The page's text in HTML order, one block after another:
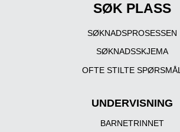
SØK PLASS
SØKNADSPROSESSEN
SØKNADSSKJEMA
OFTE STILTE SPØRSMÅL
UNDERVISNING
BARNETRINNET